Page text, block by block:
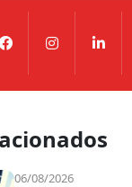
06/08/2026